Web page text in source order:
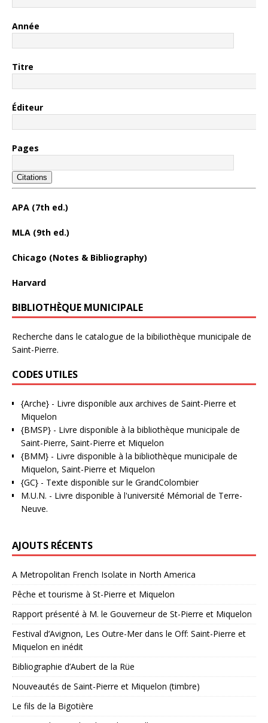
Année
Titre
Éditeur
Pages
Citations
APA (7th ed.)
MLA (9th ed.)
Chicago (Notes & Bibliography)
Harvard
BIBLIOTHÈQUE MUNICIPALE
Recherche dans le catalogue de la bibiliothèque municipale de
Saint-Pierre.
CODES UTILES
{Arche} - Livre disponible aux archives de Saint-Pierre et
Miquelon
{BMSP} - Livre disponible à la bibliothèque municipale de
Saint-Pierre, Saint-Pierre et Miquelon
{BMM} - Livre disponible à la bibliothèque municipale de
Miquelon, Saint-Pierre et Miquelon
{GC} - Texte disponible sur le GrandColombier
M.U.N. - Livre disponible à l'université Mémorial de Terre-
Neuve.
AJOUTS RÉCENTS
A Metropolitan French Isolate in North America
Pêche et tourisme à St-Pierre et Miquelon
Rapport présenté à M. le Gouverneur de St-Pierre et Miquelon
Festival d’Avignon, Les Outre-Mer dans le Off: Saint-Pierre et
Miquelon en inédit
Bibliographie d’Aubert de la Rüe
Nouveautés de Saint-Pierre et Miquelon (timbre)
Le fils de la Bigotière